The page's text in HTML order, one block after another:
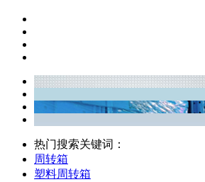
热门搜索关键词：
周转箱
塑料周转箱